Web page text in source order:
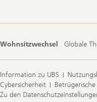
Wohnsitzwechsel Globale
Information zu UBS
Cybersicherheit
Zu den